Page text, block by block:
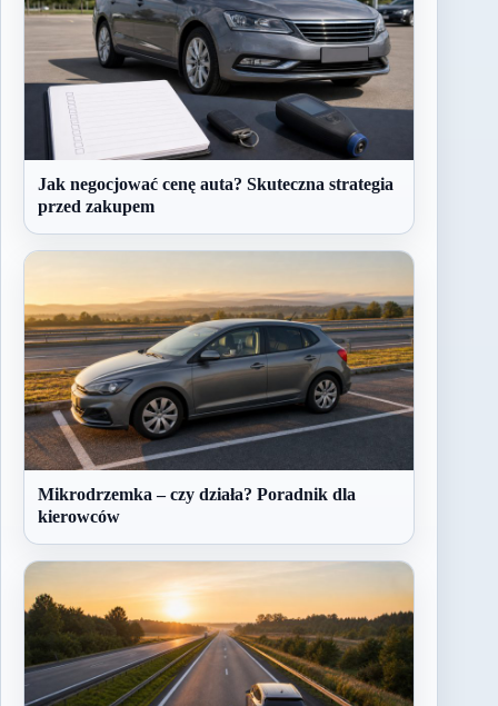
Jak negocjować cenę auta? Skuteczna strategia
przed zakupem
Mikrodrzemka – czy działa? Poradnik dla
kierowców